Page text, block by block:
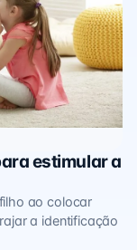
estimular a
ao colocar
a identificação